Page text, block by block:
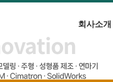
회사소개